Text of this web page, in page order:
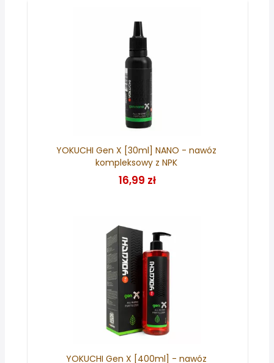
YOKUCHI Gen X [30ml] NANO - nawóz
kompleksowy z NPK
16,99 zł
YOKUCHI Gen X [400ml] - nawóz